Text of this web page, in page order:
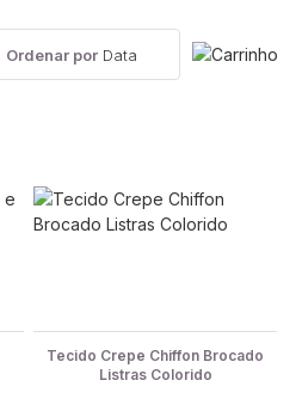
Ordenar por Data
Tecido Crepe Chiffon Brocado
Listras Colorido